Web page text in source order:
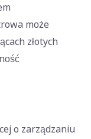
może
złotych
o zarządzaniu